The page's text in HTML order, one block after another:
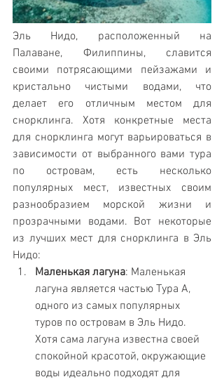
Эль Нидо, расположенный на
Палаване, Филиппины, славится
своими потрясающими пейзажами и
кристально чистыми водами, что
делает его отличным местом для
снорклинга. Хотя конкретные места
для снорклинга могут варьироваться в
зависимости от выбранного вами тура
по островам, есть несколько
популярных мест, известных своим
разнообразием морской жизни и
прозрачными водами. Вот некоторые
из лучших мест для снорклинга в Эль
Нидо:
Маленькая лагуна: Маленькая
лагуна является частью Тура A,
одного из самых популярных
туров по островам в Эль Нидо.
Хотя сама лагуна известна своей
спокойной красотой, окружающие
воды идеально подходят для